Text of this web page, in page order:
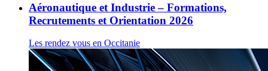
Aéronautique et Industrie – Formations,
Recrutements et Orientation 2026
Les rendez vous en Occitanie